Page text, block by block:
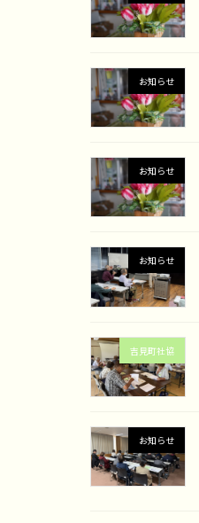
お知らせ
お知らせ
お知らせ
吉見町社協
お知らせ